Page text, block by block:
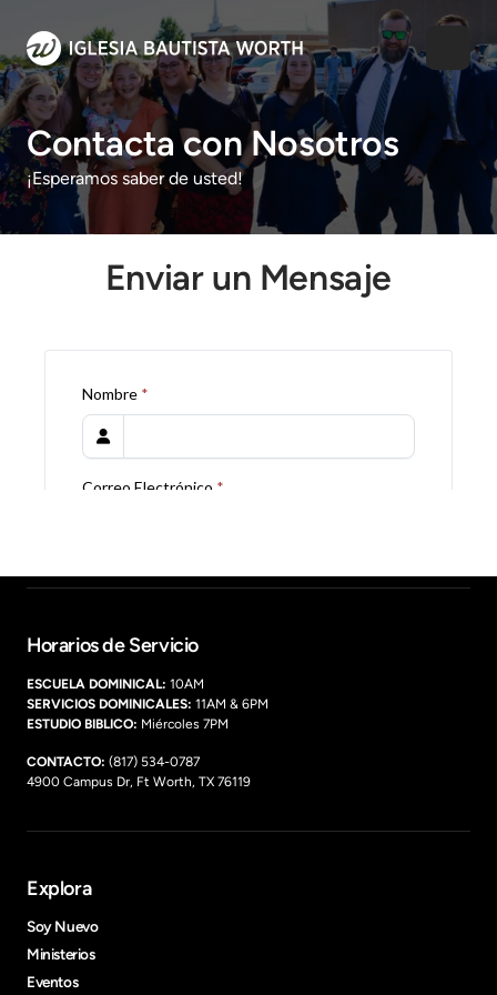
Contacta con Nosotros
¡Esperamos saber de usted!
Enviar un Mensaje
Horarios de Servicio
ESCUELA DOMINICAL:
SERVICIOS DOMINICALES:
ESTUDIO BIBLICO: Miércoles 7PM
CONTACTO: (817) 534-0787
4900 Campus Dr, Ft Worth, TX 76119
Explora
Soy Nuevo
Ministerios
Eventos